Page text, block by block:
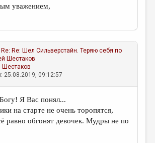
уважением,
Re: Re: Шел Сильверстайн. Теряю себя по
Шестаков
Шестаков
25.08.2019, 09:12:57
Я Вас понял...
на старте не очень торопятся,
равно обгонят девочек. Мудры не по